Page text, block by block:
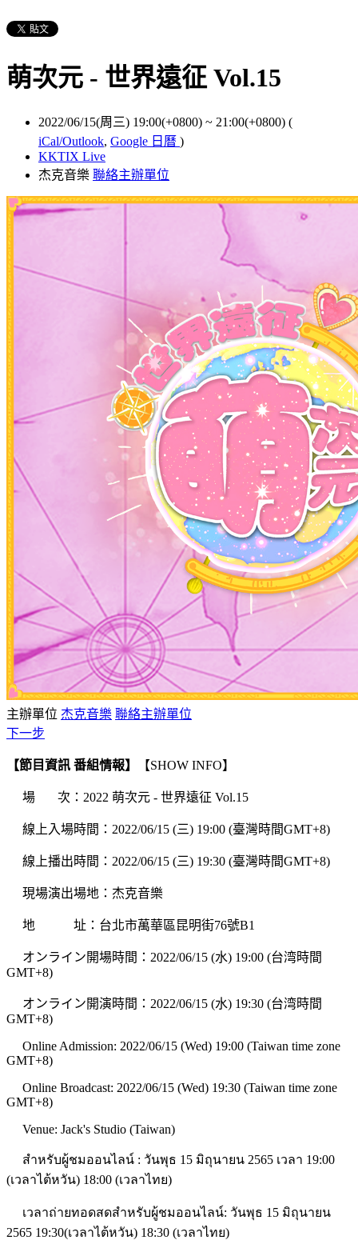
萌次元 - 世界遠征 Vol.15
2022/06/15(周三) 19:00(+0800) ~ 21:00(+0800) (
iCal/Outlook, Google 日曆 )
KKTIX Live
杰克音樂 聯絡主辦單位
主辦單位 杰克音樂 聯絡主辦單位
下一步
【節目資訊 番組情報】 【SHOW INFO】
場 次：2022 萌次元 - 世界遠征 Vol.15
線上入場時間：2022/06/15 (三) 19:00 (臺灣時間GMT+8)
線上播出時間：2022/06/15 (三) 19:30 (臺灣時間GMT+8)
現場演出場地：杰克音樂
地 址：台北市萬華區昆明街76號B1
オンライン開場時間：2022/06/15 (水) 19:00 (台湾時間
GMT+8)
オンライン開演時間：2022/06/15 (水) 19:30 (台湾時間
GMT+8)
Online Admission: 2022/06/15 (Wed) 19:00 (Taiwan time zone
GMT+8)
Online Broadcast: 2022/06/15 (Wed) 19:30 (Taiwan time zone
GMT+8)
Venue: Jack's Studio (Taiwan)
สำหรับผู้ชมออนไลน์ : วันพุธ 15 มิถุนายน 2565 เวลา 19:00
(เวลาไต้หวัน) 18:00 (เวลาไทย)
เวลาถ่ายทอดสดสำหรับผู้ชมออนไลน์: วันพุธ 15 มิถุนายน
2565 19:30(เวลาไต้หวัน) 18:30 (เวลาไทย)